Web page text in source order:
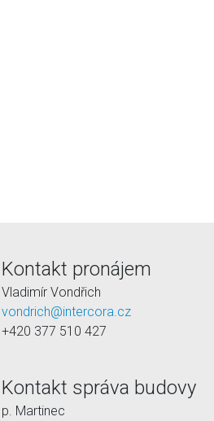
Kontakt pronájem
Vladimír Vondřich
vondrich@intercora.cz
+420 377 510 427
Kontakt správa budovy
p. Martinec